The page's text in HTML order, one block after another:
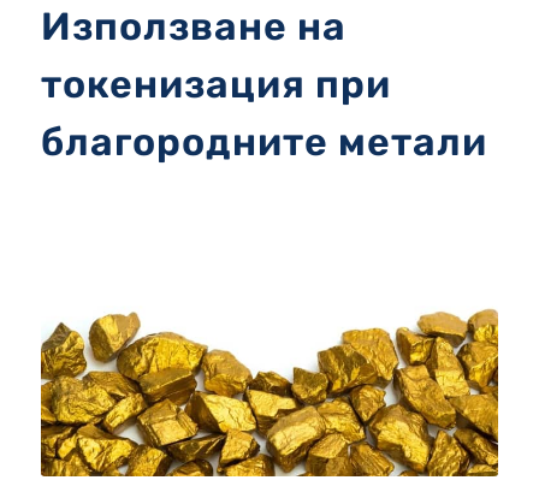
Използване на
токенизация при
благородните метали